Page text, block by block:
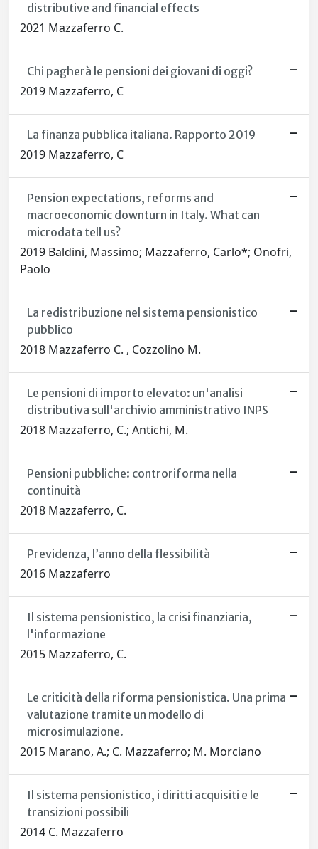
distributive and financial effects
2021 Mazzaferro C.
Chi pagherà le pensioni dei giovani di oggi?
2019 Mazzaferro, C
La finanza pubblica italiana. Rapporto 2019
2019 Mazzaferro, C
Pension expectations, reforms and
macroeconomic downturn in Italy. What can
microdata tell us?
2019 Baldini, Massimo; Mazzaferro, Carlo*; Onofri,
Paolo
La redistribuzione nel sistema pensionistico
pubblico
2018 Mazzaferro C. , Cozzolino M.
Le pensioni di importo elevato: un'analisi
distributiva sull'archivio amministrativo INPS
2018 Mazzaferro, C.; Antichi, M.
Pensioni pubbliche: controriforma nella
continuità
2018 Mazzaferro, C.
Previdenza, l’anno della flessibilità
2016 Mazzaferro
Il sistema pensionistico, la crisi finanziaria,
l'informazione
2015 Mazzaferro, C.
Le criticità della riforma pensionistica. Una prima
valutazione tramite un modello di
microsimulazione.
2015 Marano, A.; C. Mazzaferro; M. Morciano
Il sistema pensionistico, i diritti acquisiti e le
transizioni possibili
2014 C. Mazzaferro